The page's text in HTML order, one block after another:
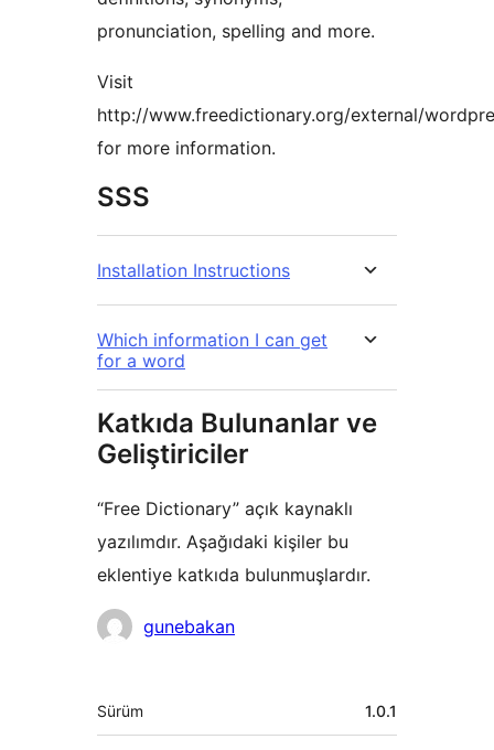
pronunciation, spelling and more.
Visit
http://www.freedictionary.org/external/
for more information.
SSS
Installation Instructions
Which information I can get
for a word
Katkıda Bulunanlar ve
Geliştiriciler
“Free Dictionary” açık kaynaklı
yazılımdır. Aşağıdaki kişiler bu
eklentiye katkıda bulunmuşlardır.
Katkıdagunebakan
Meta
Sürüm 1.0.1